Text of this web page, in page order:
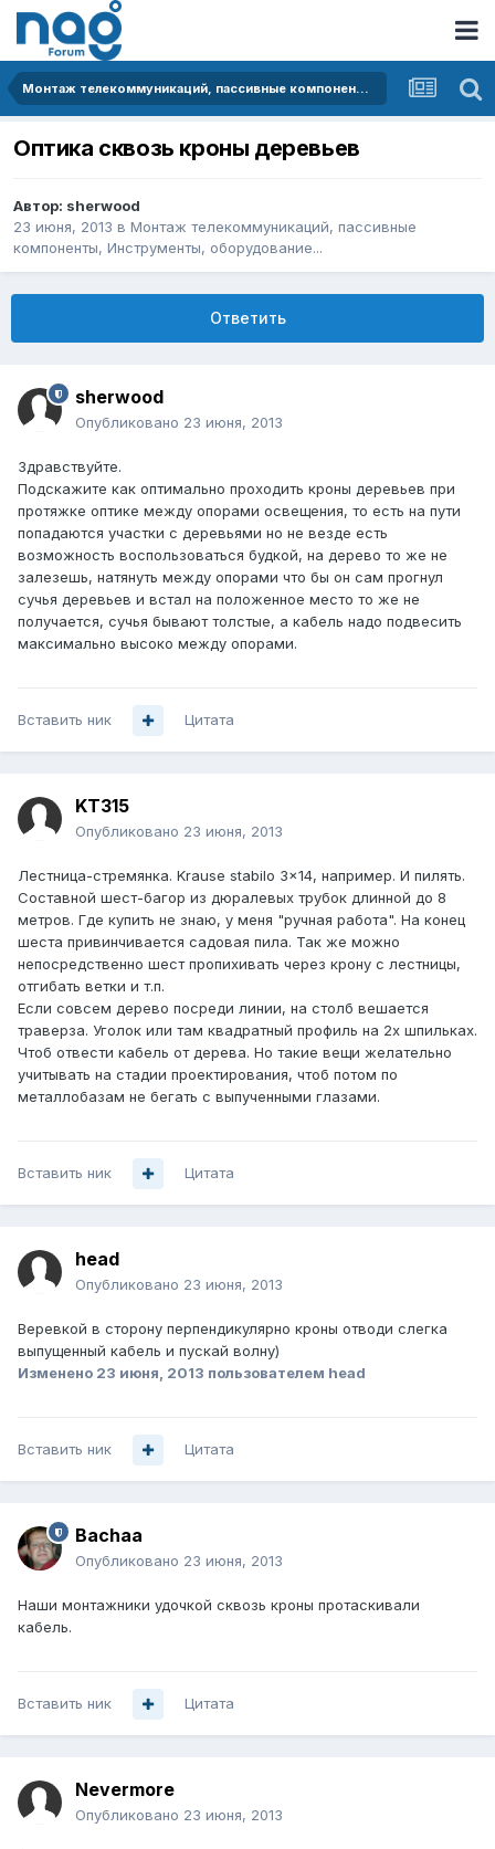
Монтаж телекоммуникаций, пассивные компоненты, Инструменты, оборудование...
Оптика сквозь кроны деревьев
Автор: sherwood
23 июня, 2013 в Монтаж телекоммуникаций, пассивные
компоненты, Инструменты, оборудование...
Ответить
sherwood
Опубликовано 23 июня, 2013
Здравствуйте.
Подскажите как оптимально проходить кроны деревьев при
протяжке оптике между опорами освещения, то есть на пути
попадаются участки с деревьями но не везде есть
возможность воспользоваться будкой, на дерево то же не
залезешь, натянуть между опорами что бы он сам прогнул
сучья деревьев и встал на положенное место то же не
получается, сучья бывают толстые, а кабель надо подвесить
максимально высоко между опорами.
Вставить ник Цитата
KT315
Опубликовано 23 июня, 2013
Лестница-стремянка. Krause stabilo 3x14, например. И пилять.
Составной шест-багор из дюралевых трубок длинной до 8
метров. Где купить не знаю, у меня "ручная работа". На конец
шеста привинчивается садовая пила. Так же можно
непосредственно шест пропихивать через крону с лестницы,
отгибать ветки и т.п.
Если совсем дерево посреди линии, на столб вешается
траверза. Уголок или там квадратный профиль на 2х шпильках.
Чтоб отвести кабель от дерева. Но такие вещи желательно
учитывать на стадии проектирования, чтоб потом по
металлобазам не бегать с выпученными глазами.
Вставить ник Цитата
head
Опубликовано 23 июня, 2013
Веревкой в сторону перпендикулярно кроны отводи слегка
выпущенный кабель и пускай волну)
Изменено 23 июня, 2013 пользователем head
Вставить ник Цитата
Bachaa
Опубликовано 23 июня, 2013
Наши монтажники удочкой сквозь кроны протаскивали
кабель.
Вставить ник Цитата
Nevermore
Опубликовано 23 июня, 2013